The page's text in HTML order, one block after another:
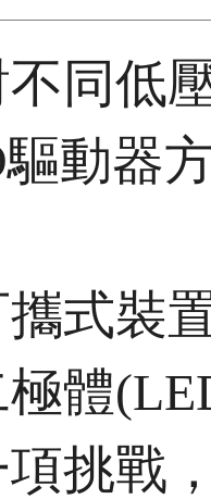
同低
動器
式裝
體
項挑戰